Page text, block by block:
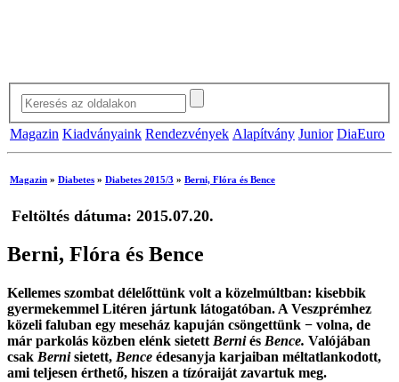
Magazin Kiadványaink Rendezvények Alapítvány Junior DiaEuro
Magazin » Diabetes » Diabetes 2015/3 » Berni, Flóra és Bence
Feltöltés dátuma: 2015.07.20.
Berni, Flóra és Bence
Kellemes szombat délelőttünk volt a közelmúltban: kisebbik
gyermekemmel Litéren jártunk látogatóban. A Veszprémhez
közeli faluban egy meseház kapuján csöngettünk − volna, de
már parkolás közben elénk sietett Berniés Bence. Valójában
csak Bernisietett, Bence édesanyja karjaiban méltatlankodott,
ami teljesen érthető, hiszen a tízóraiját zavartuk meg.